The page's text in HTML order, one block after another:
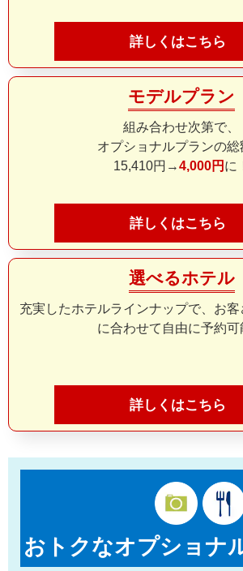
詳しくはこちら
モデルプラン
組み合わせ次第で、
オプショナルプランの総
15,410円→4,000円 に
詳しくはこちら
選べるホテル
充実したホテルラインナップで、お
に合わせて自由に予約可
詳しくはこちら
おトクなオプショナ